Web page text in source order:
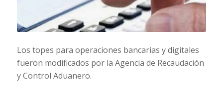
Los topes para operaciones bancarias y digitales
fueron modificados por la Agencia de Recaudación
y Control Aduanero.